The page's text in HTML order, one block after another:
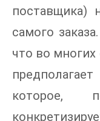
поставщика)
самого
что во многих
которое,